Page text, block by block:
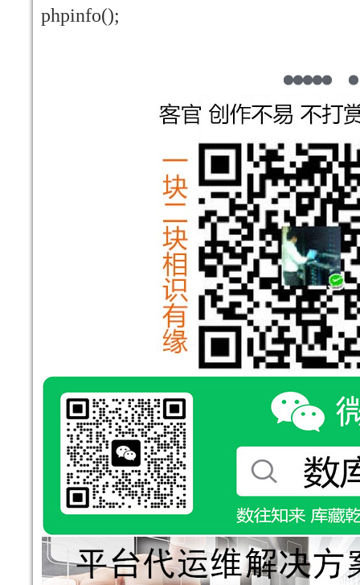
phpinfo();